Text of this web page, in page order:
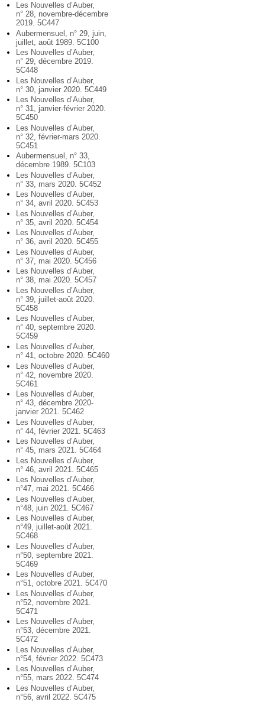
Les Nouvelles d’Auber,
n° 28, novembre-décembre
2019. 5C447
Aubermensuel, n° 29, juin,
juillet, août 1989. 5C100
Les Nouvelles d’Auber,
n° 29, décembre 2019.
5C448
Les Nouvelles d’Auber,
n° 30, janvier 2020. 5C449
Les Nouvelles d’Auber,
n° 31, janvier-février 2020.
5C450
Les Nouvelles d’Auber,
n° 32, février-mars 2020.
5C451
Aubermensuel, n° 33,
décembre 1989. 5C103
Les Nouvelles d’Auber,
n° 33, mars 2020. 5C452
Les Nouvelles d’Auber,
n° 34, avril 2020. 5C453
Les Nouvelles d’Auber,
n° 35, avril 2020. 5C454
Les Nouvelles d’Auber,
n° 36, avril 2020. 5C455
Les Nouvelles d’Auber,
n° 37, mai 2020. 5C456
Les Nouvelles d’Auber,
n° 38, mai 2020. 5C457
Les Nouvelles d’Auber,
n° 39, juillet-août 2020.
5C458
Les Nouvelles d’Auber,
n° 40, septembre 2020.
5C459
Les Nouvelles d’Auber,
n° 41, octobre 2020. 5C460
Les Nouvelles d’Auber,
n° 42, novembre 2020.
5C461
Les Nouvelles d’Auber,
n° 43, décembre 2020-
janvier 2021. 5C462
Les Nouvelles d’Auber,
n° 44, février 2021. 5C463
Les Nouvelles d’Auber,
n° 45, mars 2021. 5C464
Les Nouvelles d’Auber,
n° 46, avril 2021. 5C465
Les Nouvelles d’Auber,
n°47, mai 2021. 5C466
Les Nouvelles d’Auber,
n°48, juin 2021. 5C467
Les Nouvelles d’Auber,
n°49, juillet-août 2021.
5C468
Les Nouvelles d’Auber,
n°50, septembre 2021.
5C469
Les Nouvelles d’Auber,
n°51, octobre 2021. 5C470
Les Nouvelles d’Auber,
n°52, novembre 2021.
5C471
Les Nouvelles d’Auber,
n°53, décembre 2021.
5C472
Les Nouvelles d’Auber,
n°54, février 2022. 5C473
Les Nouvelles d’Auber,
n°55, mars 2022. 5C474
Les Nouvelles d’Auber,
n°56, avril 2022. 5C475